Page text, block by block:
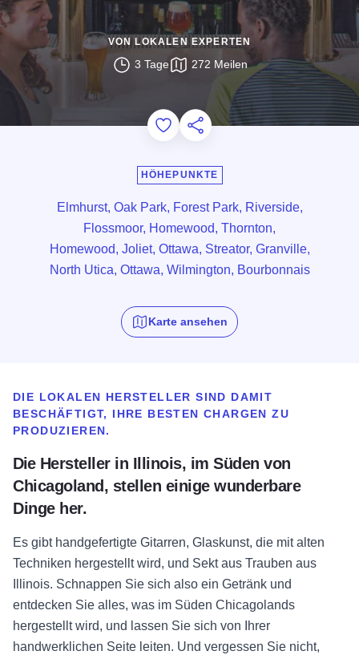
VON LOKALEN EXPERTEN
3 Tage 272 Meilen
Add to Favorites
Diese Seite teilen
HÖHEPUNKTE
Elmhurst, Oak Park, Forest Park, Riverside,
Flossmoor, Homewood, Thornton,
Homewood, Joliet, Ottawa, Streator, Granville,
North Utica, Ottawa, Wilmington, Bourbonnais
Karte ansehen
DIE LOKALEN HERSTELLER SIND DAMIT
BESCHÄFTIGT, IHRE BESTEN CHARGEN ZU
PRODUZIEREN.
Die Hersteller in Illinois, im Süden von
Chicagoland, stellen einige wunderbare
Dinge her.
Es gibt handgefertigte Gitarren, Glaskunst, die mit alten
Techniken hergestellt wird, und Sekt aus Trauben aus
Illinois. Schnappen Sie sich also ein Getränk und
entdecken Sie alles, was im Süden Chicagolands
hergestellt wird, und lassen Sie sich von Ihrer
handwerklichen Seite leiten. Und vergessen Sie nicht,